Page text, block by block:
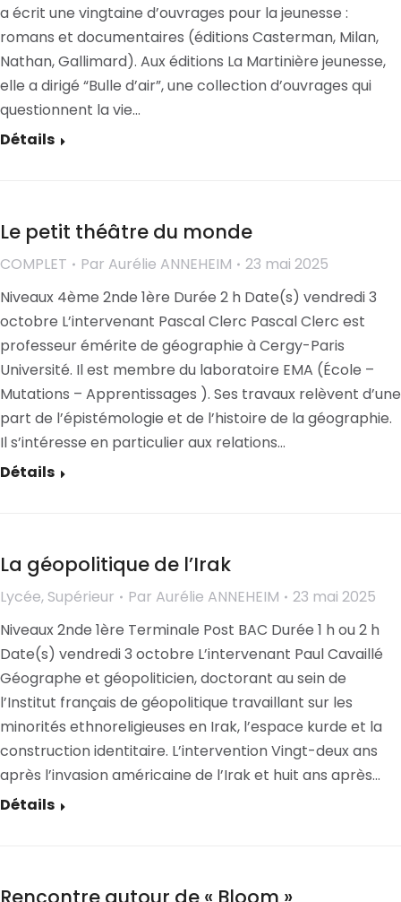
a écrit une vingtaine d’ouvrages pour la jeunesse :
romans et documentaires (éditions Casterman, Milan,
Nathan, Gallimard). Aux éditions La Martinière jeunesse,
elle a dirigé “Bulle d’air”, une collection d’ouvrages qui
questionnent la vie…
Détails
Le petit théâtre du monde
COMPLET Par Aurélie ANNEHEIM
23 mai 2025
Niveaux 4ème 2nde 1ère Durée 2 h Date(s) vendredi 3
octobre L’intervenant Pascal Clerc Pascal Clerc est
professeur émérite de géographie à Cergy-Paris
Université. Il est membre du laboratoire EMA (École –
Mutations – Apprentissages ). Ses travaux relèvent d’une
part de l’épistémologie et de l’histoire de la géographie.
Il s’intéresse en particulier aux relations…
Détails
La géopolitique de l’Irak
Lycée, Supérieur Par Aurélie ANNEHEIM
23 mai 2025
Niveaux 2nde 1ère Terminale Post BAC Durée 1 h ou 2 h
Date(s) vendredi 3 octobre L’intervenant Paul Cavaillé
Géographe et géopoliticien, doctorant au sein de
l’Institut français de géopolitique travaillant sur les
minorités ethnoreligieuses en Irak, l’espace kurde et la
construction identitaire. L’intervention Vingt-deux ans
après l’invasion américaine de l’Irak et huit ans après…
Détails